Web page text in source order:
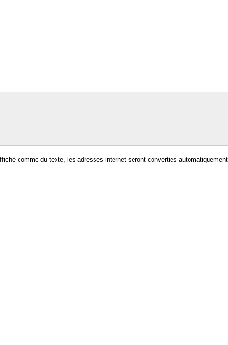
comme du texte, les adresses internet seront converties automatiquement.